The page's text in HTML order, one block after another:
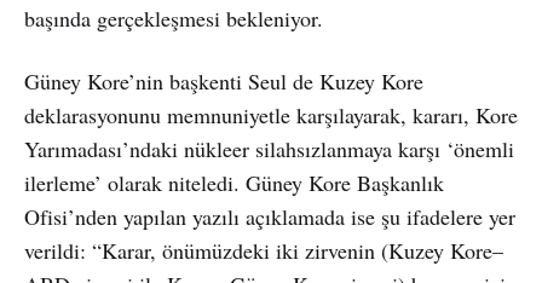
başında gerçekleşmesi bekleniyor.
Güney Kore’nin başkenti Seul de Kuzey Kore
deklarasyonunu memnuniyetle karşılayarak, kararı, Kore
Yarımadası’ndaki nükleer silahsızlanmaya karşı ‘önemli
ilerleme’ olarak niteledi. Güney Kore Başkanlık
Ofisi’nden yapılan yazılı açıklamada ise şu ifadelere yer
verildi: “Karar, önümüzdeki iki zirvenin (Kuzey Kore–